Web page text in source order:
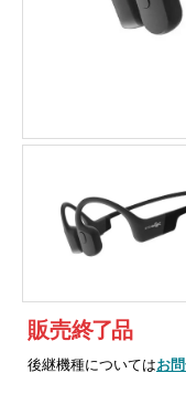
販売終了品
後継機種についてはお